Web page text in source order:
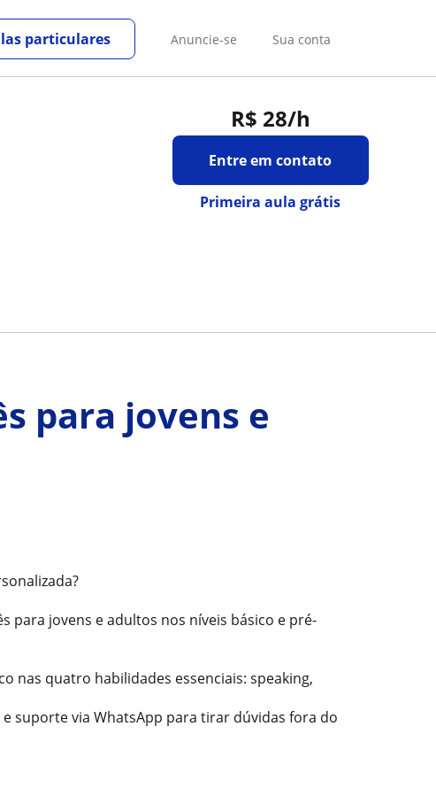
Anuncie-se Sua conta
particulares
R$ 28/h
Entre em contato
Primeira aula grátis
para jovens e
para jovens e adultos nos níveis básico e pré-
nas quatro habilidades essenciais: speaking,
suporte via WhatsApp para tirar dúvidas fora do